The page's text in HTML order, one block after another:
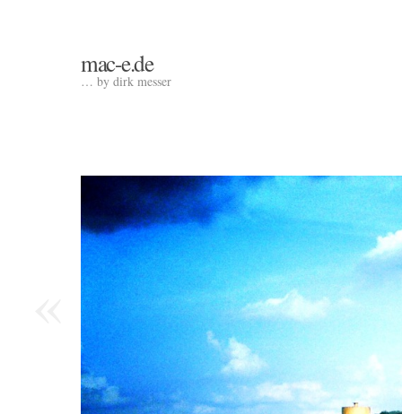
mac-e.de
… by dirk messer